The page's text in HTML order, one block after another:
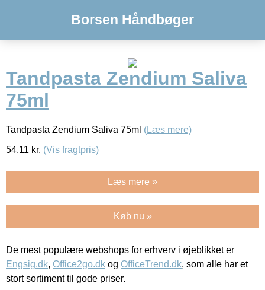
Borsen Håndbøger
Tandpasta Zendium Saliva
75ml
Tandpasta Zendium Saliva 75ml (Læs mere)
54.11 kr. (Vis fragtpris)
Læs mere »
Køb nu »
De mest populære webshops for erhverv i øjeblikket er
Engsig.dk, Office2go.dk og OfficeTrend.dk, som alle har et
stort sortiment til gode priser.